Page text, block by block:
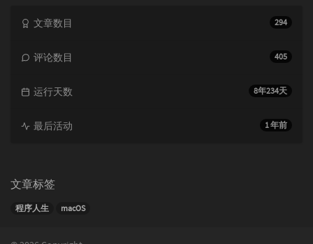
294
文章数目
405
评论数目
8年234天
运行天数
1 年前
最后活动
文章标签
程序人生 macOS